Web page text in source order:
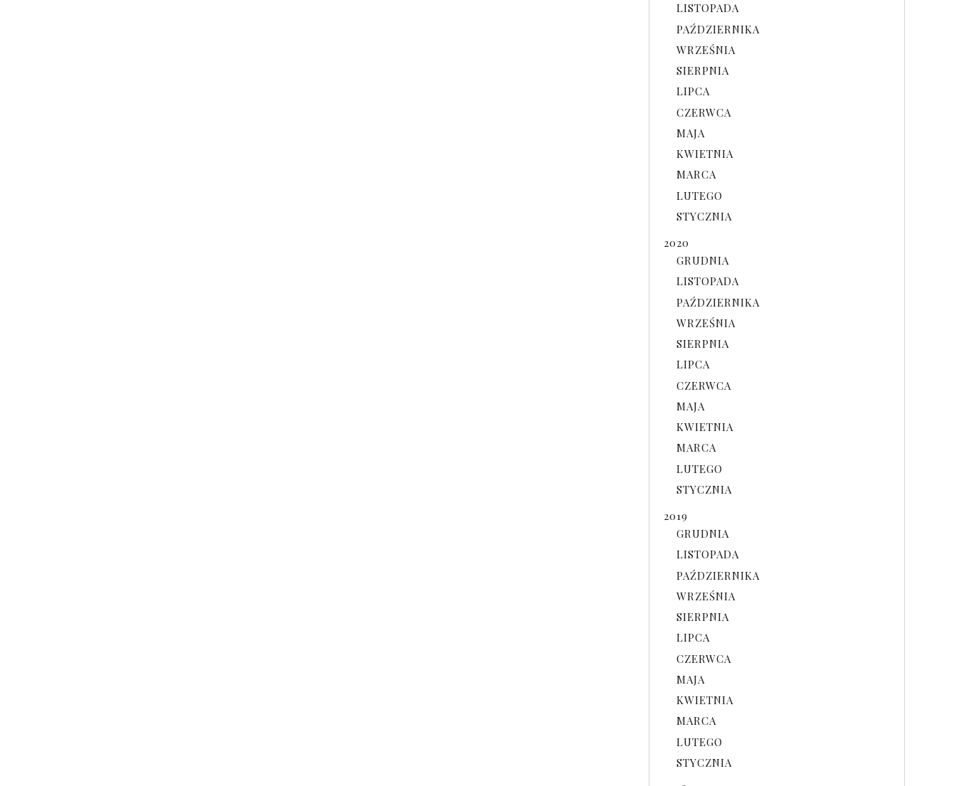
LISTOPADA
PAŹDZIERNIKA
WRZEŚNIA
SIERPNIA
LIPCA
CZERWCA
MAJA
KWIETNIA
MARCA
LUTEGO
STYCZNIA
2020
GRUDNIA
LISTOPADA
PAŹDZIERNIKA
WRZEŚNIA
SIERPNIA
LIPCA
CZERWCA
MAJA
KWIETNIA
MARCA
LUTEGO
STYCZNIA
2019
GRUDNIA
LISTOPADA
PAŹDZIERNIKA
WRZEŚNIA
SIERPNIA
LIPCA
CZERWCA
MAJA
KWIETNIA
MARCA
LUTEGO
STYCZNIA